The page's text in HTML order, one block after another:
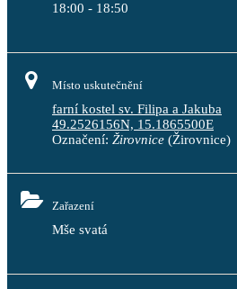
18:00 - 18:50
Místo uskutečnění
farní kostel sv. Filipa a Jakuba
49.2526156N, 15.1865500E
Označení: Žirovnice (Žirovnice)
Zařazení
Mše svatá